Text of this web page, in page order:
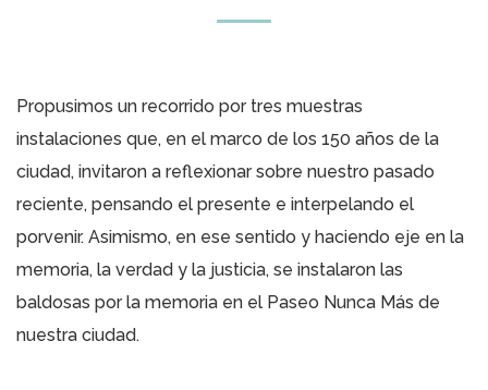
Propusimos un recorrido por tres muestras
instalaciones que, en el marco de los 150 años de la
ciudad, invitaron a reflexionar sobre nuestro pasado
reciente, pensando el presente e interpelando el
porvenir. Asimismo, en ese sentido y haciendo eje en la
memoria, la verdad y la justicia, se instalaron las
baldosas por la memoria en el Paseo Nunca Más de
nuestra ciudad.